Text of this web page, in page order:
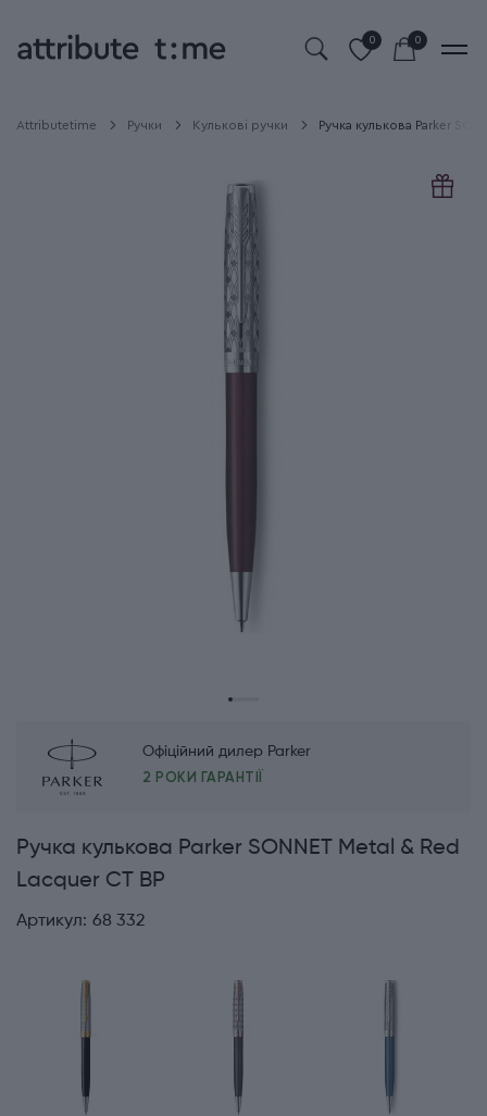
0 0
Attributetime Ручки Кулькові ручки Ручка кулькова Parker
Офіційний дилер Parker
2 РОКИ ГАРАНТІЇ
Ручка кулькова Parker SONNET Metal & Red
Lacquer CT BP
Артикул: 68 332